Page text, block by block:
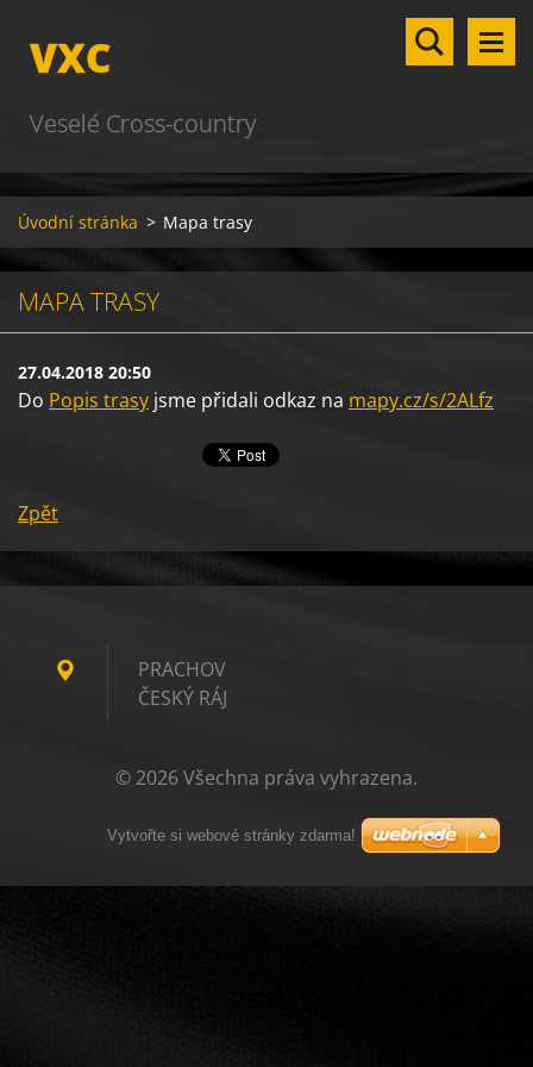
VXC
Veselé Cross-country
Úvodní stránka > Mapa trasy
MAPA TRASY
27.04.2018 20:50
Do Popis trasy jsme přidali odkaz na mapy.cz/s/2ALfz
Zpět
PRACHOV
ČESKÝ RÁJ
© 2026 Všechna práva vyhrazena.
Vytvořte si webové stránky zdarma!